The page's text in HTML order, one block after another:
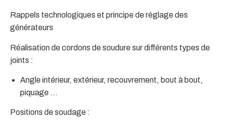
Rappels technologiques et principe de réglage des
générateurs
Réalisation de cordons de soudure sur différents types de
joints :
Angle intérieur, extérieur, recouvrement, bout à bout,
piquage …
Positions de soudage :